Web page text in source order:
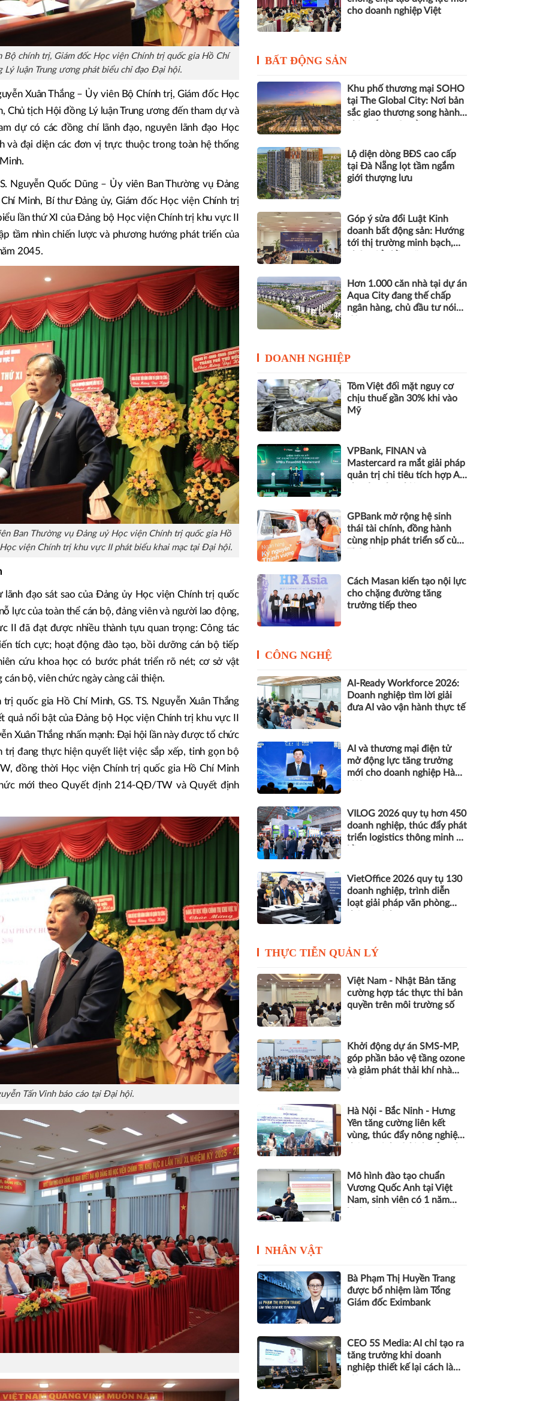
Bộ chính trị, Giám đốc Học viện Chính trị quốc gia Hồ Chí
Lý luận Trung ương phát biểu chỉ đạo Đại hội.
Xuân Thắng – Ủy viên Bộ Chính trị, Giám đốc Học
Chủ tịch Hội đồng Lý luận Trung ương đến tham dự và
dự có các đồng chí lãnh đạo, nguyên lãnh đạo Học
và đại diện các đơn vị trực thuộc trong toàn hệ thống
Nguyễn Quốc Dũng – Ủy viên Ban Thường vụ Đảng
Minh, Bí thư Đảng ủy, Giám đốc Học viện Chính trị
lần thứ XI của Đảng bộ Học viện Chính trị khu vực II
tầm nhìn chiến lược và phương hướng phát triển của
2045.
Ban Thường vụ Đảng uỷ Học viện Chính trị quốc gia Hồ
viện Chính trị khu vực II phát biểu khai mạc tại Đại hội.
đạo sát sao của Đảng ủy Học viện Chính trị quốc
lực của toàn thể cán bộ, đảng viên và người lao động,
II đã đạt được nhiều thành tựu quan trọng: Công tác
tích cực; hoạt động đào tạo, bồi dưỡng cán bộ tiếp
cứu khoa học có bước phát triển rõ nét; cơ sở vật
bộ, viên chức ngày càng cải thiện.
quốc gia Hồ Chí Minh, GS. TS. Nguyễn Xuân Thắng
quả nổi bật của Đảng bộ Học viện Chính trị khu vực II
Xuân Thắng nhấn mạnh: Đại hội lần này được tổ chức
trị đang thực hiện quyết liệt việc sắp xếp, tinh gọn bộ
đồng thời Học viện Chính trị quốc gia Hồ Chí Minh
mới theo Quyết định 214-QĐ/TW và Quyết định
Tấn Vinh báo cáo tại Đại hội.
cho doanh nghiệp Việt
BẤT ĐỘNG SẢN
Khu phố thương mại SOHO
tại The Global City: Nơi bản
sắc giao thương song hành
Lộ diện dòng BĐS cao cấp
tại Đà Nẵng lọt tầm ngắm
giới thượng lưu
Góp ý sửa đổi Luật Kinh
doanh bất động sản: Hướng
tới thị trường minh bạch,
Hơn 1.000 căn nhà tại dự án
Aqua City đang thế chấp
ngân hàng, chủ đầu tư nói
DOANH NGHIỆP
Tôm Việt đối mặt nguy cơ
chịu thuế gần 30% khi vào
Mỹ
VPBank, FINAN và
Mastercard ra mắt giải pháp
quản trị chi tiêu tích hợp AI
GPBank mở rộng hệ sinh
thái tài chính, đồng hành
cùng nhịp phát triển số của
Cách Masan kiến tạo nội lực
cho chặng đường tăng
trưởng tiếp theo
CÔNG NGHỆ
AI-Ready Workforce 2026:
Doanh nghiệp tìm lời giải
đưa AI vào vận hành thực tế
AI và thương mại điện tử
mở động lực tăng trưởng
mới cho doanh nghiệp Hà
VILOG 2026 quy tụ hơn 450
doanh nghiệp, thúc đẩy phát
triển logistics thông minh và
VietOffice 2026 quy tụ 130
doanh nghiệp, trình diễn
loạt giải pháp văn phòng
THỰC TIỄN QUẢN LÝ
Việt Nam - Nhật Bản tăng
cường hợp tác thực thi bản
quyền trên môi trường số
Khởi động dự án SMS-MP,
góp phần bảo vệ tầng ozone
và giảm phát thải khí nhà
Hà Nội - Bắc Ninh - Hưng
Yên tăng cường liên kết
vùng, thúc đẩy nông nghiệp
Mô hình đào tạo chuẩn
Vương Quốc Anh tại Việt
Nam, sinh viên có 1 năm
NHÂN VẬT
Bà Phạm Thị Huyền Trang
được bổ nhiệm làm Tổng
Giám đốc Eximbank
CEO 5S Media: AI chỉ tạo ra
tăng trưởng khi doanh
nghiệp thiết kế lại cách làm